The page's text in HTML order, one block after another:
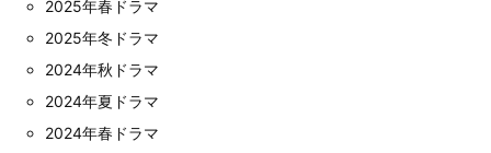
2025年春ドラマ
2025年冬ドラマ
2024年秋ドラマ
2024年夏ドラマ
2024年春ドラマ